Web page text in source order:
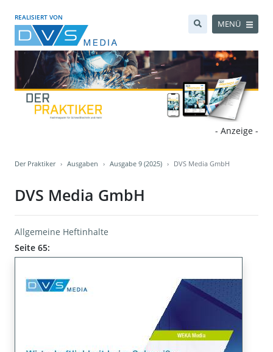
REALISIERT VON
MENÜ
- Anzeige -
Der Praktiker Ausgaben Ausgabe 9 (2025) DVS Media GmbH
DVS Media GmbH
Allgemeine Heftinhalte
Seite 65: